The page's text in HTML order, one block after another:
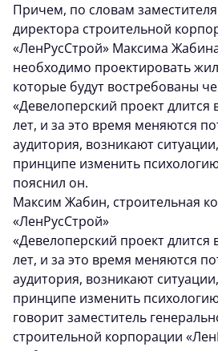
Причем, по словам
директора строительной
«ЛенРусСтрой» Максима
необходимо проектировать
которые будут востребованы
«Девелоперский проект длится
лет, и за это время меняются
аудитория, возникают
принципе изменить
пояснил он.
Максим Жабин, строительная
«ЛенРусСтрой»
«Девелоперский проект длится
лет, и за это время меняются
аудитория, возникают
принципе изменить
говорит заместитель
строительной корпорации